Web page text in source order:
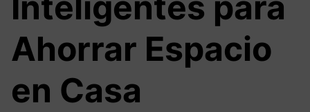
Ahorrar Espacio
en Casa